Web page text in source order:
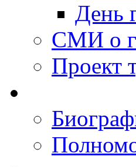
День
СМИ о
Проект